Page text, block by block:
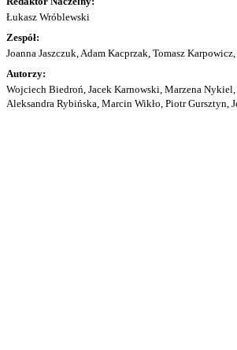
Łukasz Wróblewski
Zespół:
Joanna Jaszczuk, Adam Kacprzak, Tomasz
Autorzy:
Wojciech Biedroń, Jacek Karnowski, Marzena
Aleksandra Rybińska, Marcin Wikło, Piotr Gursztyn,